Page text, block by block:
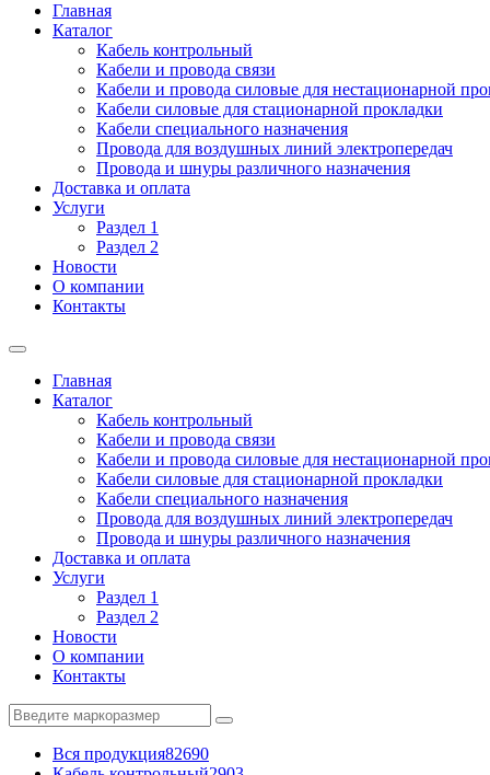
Главная
Каталог
Кабель контрольный
Кабели и провода связи
Кабели и провода силовые для нестационарной
Кабели силовые для стационарной прокладки
Кабели специального назначения
Провода для воздушных линий электропередач
Провода и шнуры различного назначения
Доставка и оплата
Услуги
Раздел 1
Раздел 2
Новости
О компании
Контакты
Главная
Каталог
Кабель контрольный
Кабели и провода связи
Кабели и провода силовые для нестационарной
Кабели силовые для стационарной прокладки
Кабели специального назначения
Провода для воздушных линий электропередач
Провода и шнуры различного назначения
Доставка и оплата
Услуги
Раздел 1
Раздел 2
Новости
О компании
Контакты
Вся продукция82690